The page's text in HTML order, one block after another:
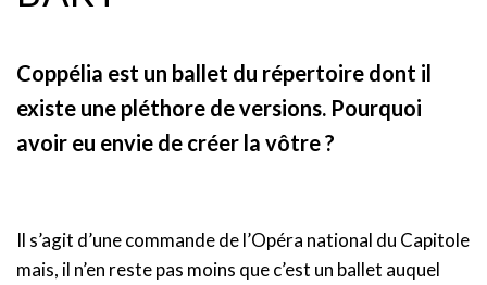
Coppélia est un ballet du répertoire dont il
existe une pléthore de versions. Pourquoi
avoir eu envie de créer la vôtre ?
Il s’agit d’une commande de l’Opéra national du Capitole
mais, il n’en reste pas moins que c’est un ballet auquel